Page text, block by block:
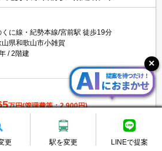
くに線・紀勢本線/宮前駅 徒歩19分
山県和歌山市小雑賀
2階建
万円(管理費等：2,900円)
更 駅を変更 LINEで提案